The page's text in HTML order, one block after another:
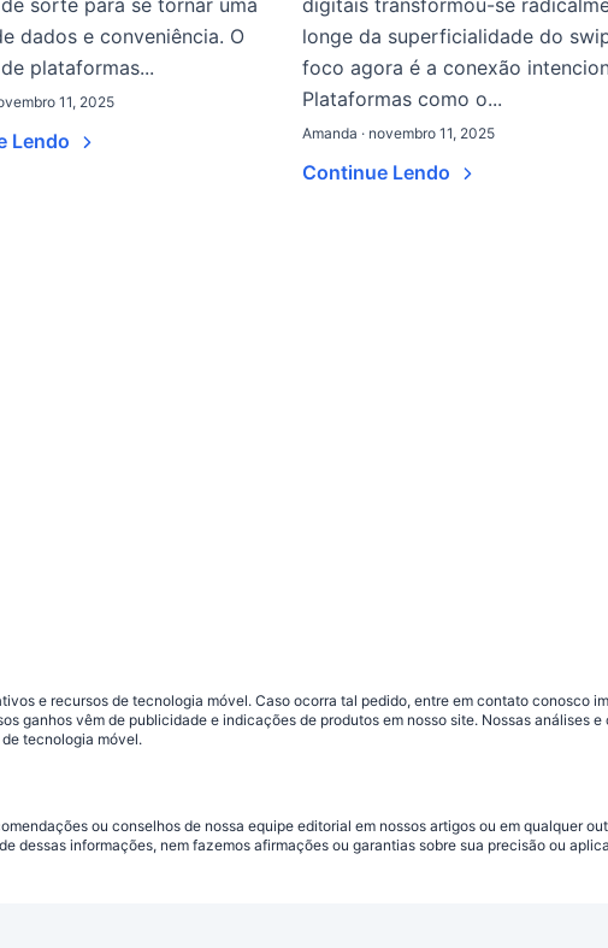
sorte para se tornar uma
dados e conveniência. O
plataformas...
11, 2025
Lendo
digitais transformou-se
longe da superficialidade do
foco agora é a conexão
Plataformas como o...
Amanda · novembro 11, 2025
Continue Lendo
e recursos de tecnologia móvel. Caso ocorra tal pedido, entre em contato conosco
ganhos vêm de publicidade e indicações de produtos em nosso site. Nossas análises
tecnologia móvel.
ou conselhos de nossa equipe editorial em nossos artigos ou em qualquer
dessas informações, nem fazemos afirmações ou garantias sobre sua precisão ou